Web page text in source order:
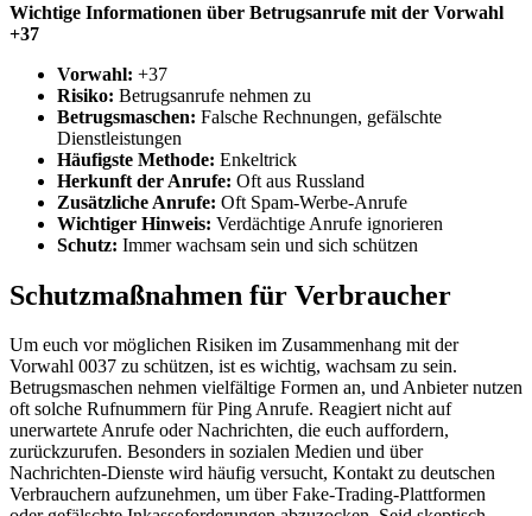
Wichtige Informationen über Betrugsanrufe mit der Vorwahl
+37
Vorwahl: +37
Risiko: Betrugsanrufe nehmen zu
Betrugsmaschen: Falsche Rechnungen, gefälschte
Dienstleistungen
Häufigste Methode: Enkeltrick
Herkunft der Anrufe: Oft aus Russland
Zusätzliche Anrufe: Oft Spam-Werbe-Anrufe
Wichtiger Hinweis: Verdächtige Anrufe ignorieren
Schutz: Immer wachsam sein und sich schützen
Schutzmaßnahmen für Verbraucher
Um euch vor möglichen Risiken im Zusammenhang mit der
Vorwahl 0037 zu schützen, ist es wichtig, wachsam zu sein.
Betrugsmaschen nehmen vielfältige Formen an, und Anbieter nutzen
oft solche Rufnummern für Ping Anrufe. Reagiert nicht auf
unerwartete Anrufe oder Nachrichten, die euch auffordern,
zurückzurufen. Besonders in sozialen Medien und über
Nachrichten-Dienste wird häufig versucht, Kontakt zu deutschen
Verbrauchern aufzunehmen, um über Fake-Trading-Plattformen